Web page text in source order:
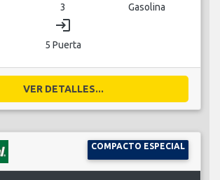
3 Gasolina
login
5 Puerta
VER DETALLES...
COMPACTO ESPECIAL